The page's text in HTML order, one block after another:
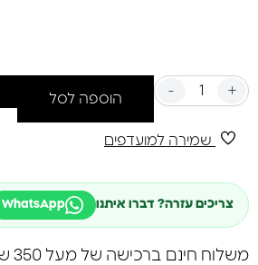
- +
הוספה לסל
שמירה למועדפים
צריכים עזרה? דברו איתנו WhatsApp
משלוח חינם ברכישה של מעל 350 ש"ח עד 10 ימי עסקים